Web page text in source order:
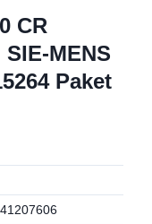
CR
MENS
Paket